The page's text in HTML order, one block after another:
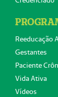
Reeducação
Gestantes
Paciente
Vida Ativa
Vídeos